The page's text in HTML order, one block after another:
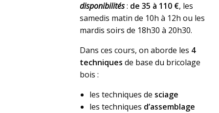
disponibilités: de 35 à 110 €, les
samedis matin de 10h à 12h ou les
mardis soirs de 18h30 à 20h30.
Dans ces cours, on aborde les 4
techniques de base du bricolage
bois :
les techniques de sciage
les techniques d’assemblage